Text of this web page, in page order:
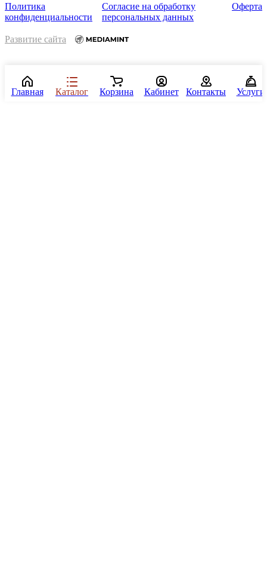
Политика
конфиденциальности
Согласие на обработку
персональных данных
Оферта
Развитие сайта
Главная Каталог Корзина Кабинет Контакты Услуги